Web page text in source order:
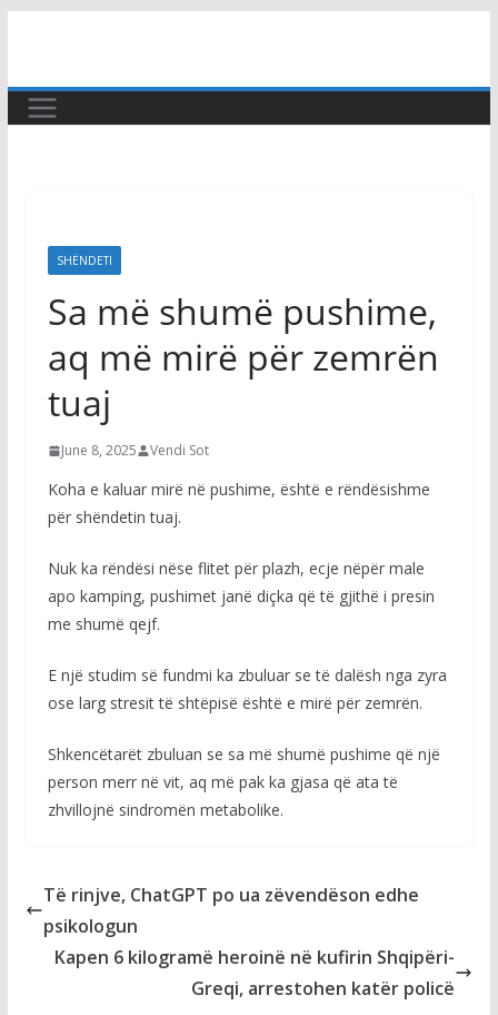
content
SHËNDETI
Sa më shumë pushime,
aq më mirë për zemrën
tuaj
June 8, 2025 Vendi Sot
Koha e kaluar mirë në pushime, është e rëndësishme
për shëndetin tuaj.
Nuk ka rëndësi nëse flitet për plazh, ecje nëpër male
apo kamping, pushimet janë diçka që të gjithë i presin
me shumë qejf.
E një studim së fundmi ka zbuluar se të dalësh nga zyra
ose larg stresit të shtëpisë është e mirë për zemrën.
Shkencëtarët zbuluan se sa më shumë pushime që një
person merr në vit, aq më pak ka gjasa që ata të
zhvillojnë sindromën metabolike.
Të rinjve, ChatGPT po ua zëvendëson edhe
psikologun
Kapen 6 kilogramë heroinë në kufirin Shqipëri-
Greqi, arrestohen katër policë